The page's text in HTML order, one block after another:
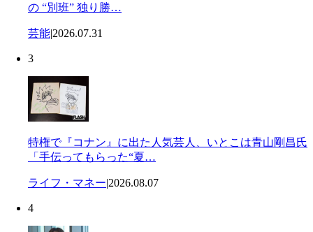
の “別班” 独り勝…
芸能|2026.07.31
3
特権で『コナン』に出た人気芸人、いとこは青山剛昌氏
「手伝ってもらった“夏…
ライフ・マネー|2026.08.07
4